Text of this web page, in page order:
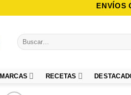
ENVÍOS
Buscar
por:
MARCAS RECETAS